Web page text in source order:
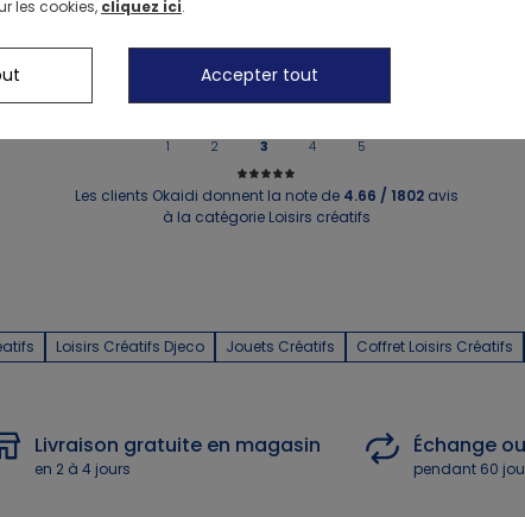
1 2 3 4 5
Les clients Okaidi donnent la note de 4.66 / 1802avis
à la catégorie Loisirs créatifs
Loisirs Créatifs Djeco Jouets Créatifs Coffret Loisirs Créatifs
Livraison gratuite en magasin
en 2 à 4 jours
Échange
pendant 60
les cookies, cliquez ici.
Accepter tout